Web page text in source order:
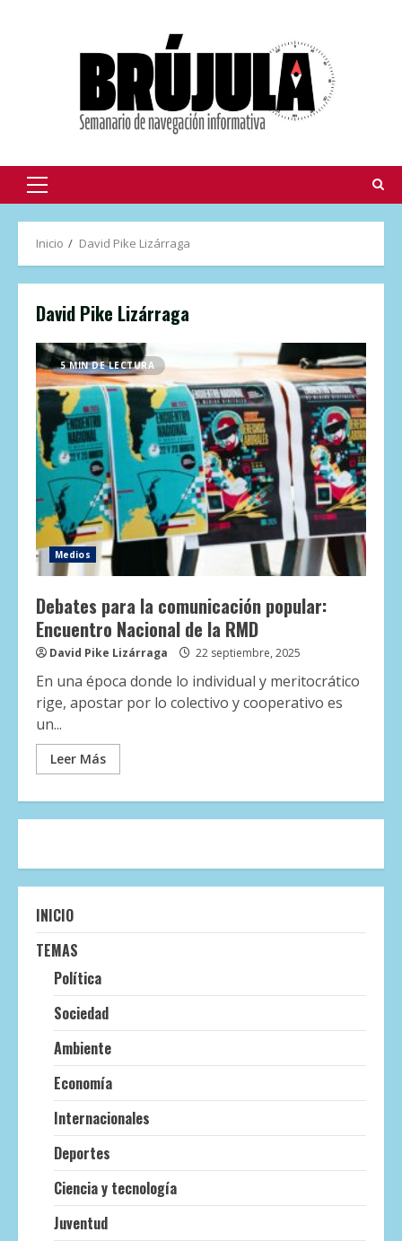
Inicio David Pike Lizárraga
David Pike Lizárraga
5 MIN DE LECTURA
Medios
Debates para la comunicación popular:
Encuentro Nacional de la RMD
David Pike Lizárraga 22 septiembre, 2025
En una época donde lo individual y meritocrático
rige, apostar por lo colectivo y cooperativo es
un...
Leer Más
INICIO
TEMAS
Política
Sociedad
Ambiente
Economía
Internacionales
Deportes
Ciencia y tecnología
Juventud